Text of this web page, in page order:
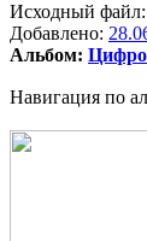
Исходный файл:
Добавлено:
Альбом:
Навигация по